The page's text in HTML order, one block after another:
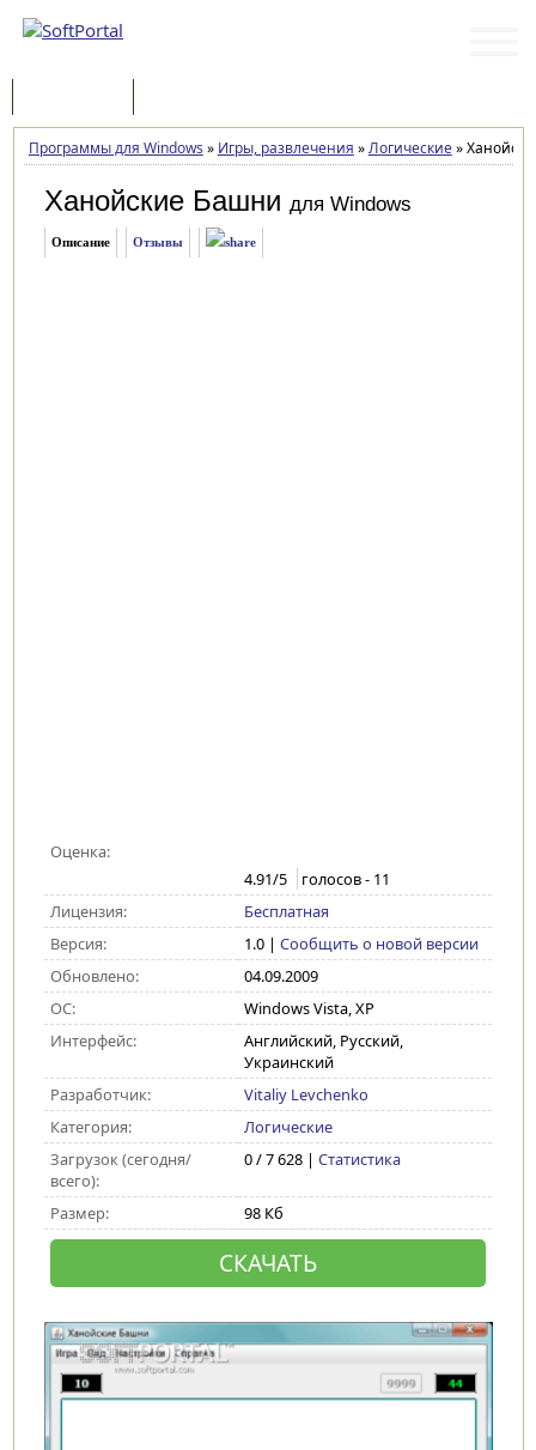
Программы для Windows » Игры, развлечения »Логические»
Ханойские Башни для Windows
Описание Отзывы
Оценка:
4.91/5 голосов - 11
Лицензия:
Бесплатная
Версия:
1.0| Сообщить о новой версии
Обновлено:
04.09.2009
ОС:
Windows Vista, XP
Интерфейс:
Английский, Русский,
Украинский
Разработчик:
Vitaliy Levchenko
Категория:
Логические
Загрузок (сегодня/
всего):
0 / 7 628 | Статистика
Размер: 98 Кб
СКАЧАТЬ